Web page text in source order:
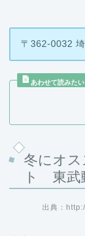
冬にオス
ト 東武